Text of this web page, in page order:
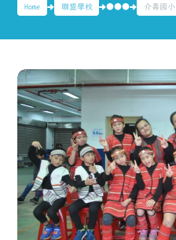
Home 聯盟學校 ●●● 介壽國小